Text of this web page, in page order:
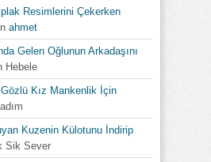
Resimlerini Çekerken
ahmet
Gelen Oğlunun Arkadaşını
Hebele
Kız Mankenlik İçin
Kuzenin Külotunu İndirip
Sik Sever